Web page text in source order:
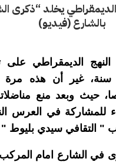
يخلد “ذكرى
بالشارع (فيديو)
الديمقراطي على
غير أن هذه مرة
حيث وبعد منع
للمشاركة في العرس
" التقافي سيدي بليوط
في الشارع امام المركب